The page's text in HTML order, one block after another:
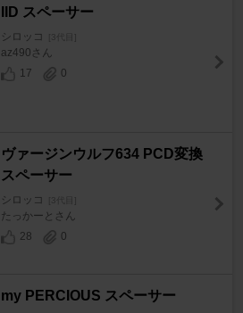
IID スペーサー
シロッコ
az490さん
17
0
ヴァージンウルフ634 PCD変換
スペーサー
シロッコ
たっかーとさん
28
0
my PERCIOUS スペーサー